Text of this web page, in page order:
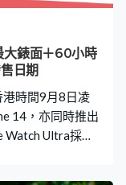
錶面＋60小時
日期
時間9月8日凌
14，亦同時推出
Ultra採用